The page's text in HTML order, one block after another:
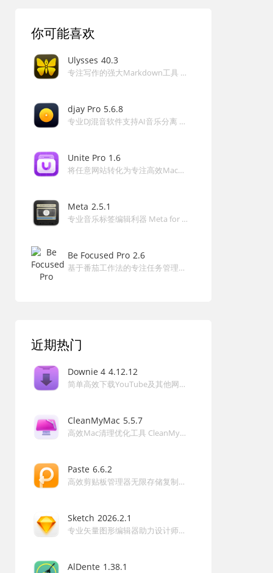
推荐给需要提升效率的朋友。”
—— 生产力爱好者（★★★★☆）
常见问题（FAQ）
答：仅支持Apple Silicon芯片的Mac，macOS 14及以上版
本，Intel机型暂不支持。
问：支持哪些音乐服务？
答：目前完美兼容Apple Music和Spotify，正在根据用户
问：应用占用资源多吗？
答：非常轻量，内存占用不到50MB，CPU使用率极低，不
问：如何提交功能建议？
答：直接邮件联系notchflow@gmail.com，开发者很欢迎
你可能喜欢
Ulysses 40.3
专注写作的强大Markdown工具 Ulysses for Mac
djay Pro 5.6.8
专业DJ混音软件支持AI音乐分离 djay Pro for Mac
Unite Pro 1.6
将任意网站转化为专注高效Mac原生应用 Unite Pro for Mac
Meta 2.5.1
专业音乐标签编辑利器 Meta for Mac
Be Focused Pro 2.6
基于番茄工作法的专注任务管理与进度追踪工具 Be Focused Pro for Mac
近期热门
Downie 4 4.12.12
简单高效下载YouTube及其他网站高清视频的利器 Downie 4 for Mac
CleanMyMac 5.5.7
高效Mac清理优化工具 CleanMyMac 5 for Mac
Paste 6.6.2
高效剪贴板管理器无限存储复制历史智能搜索提升生产力的强大工具 Paste for Mac
Sketch 2026.2.1
专业矢量图形编辑器助力设计师高效创建UI原型和界面 Sketch for Mac
AlDente 1.38.1